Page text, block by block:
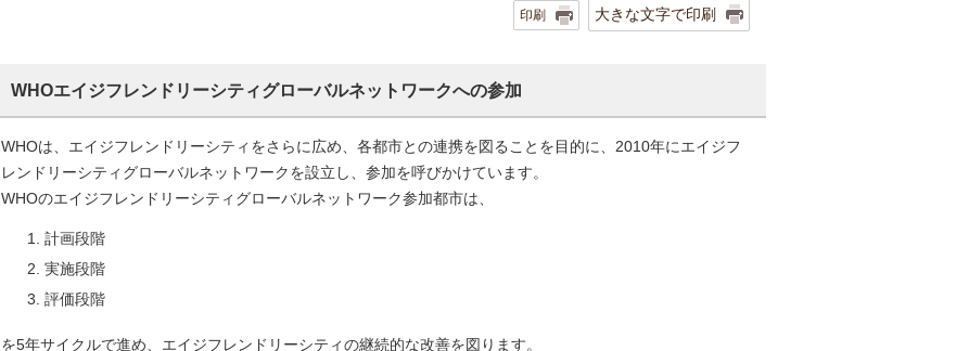
印刷 大きな文字で印刷
WHOエイジフレンドリーシティグローバルネットワークへの参加
WHOは、エイジフレンドリーシティをさらに広め、各都市との連携を図ることを目的に、2010年にエイジフ
レンドリーシティグローバルネットワークを設立し、参加を呼びかけています。
WHOのエイジフレンドリーシティグローバルネットワーク参加都市は、
計画段階
実施段階
評価段階
を5年サイクルで進め、エイジフレンドリーシティの継続的な改善を図ります。